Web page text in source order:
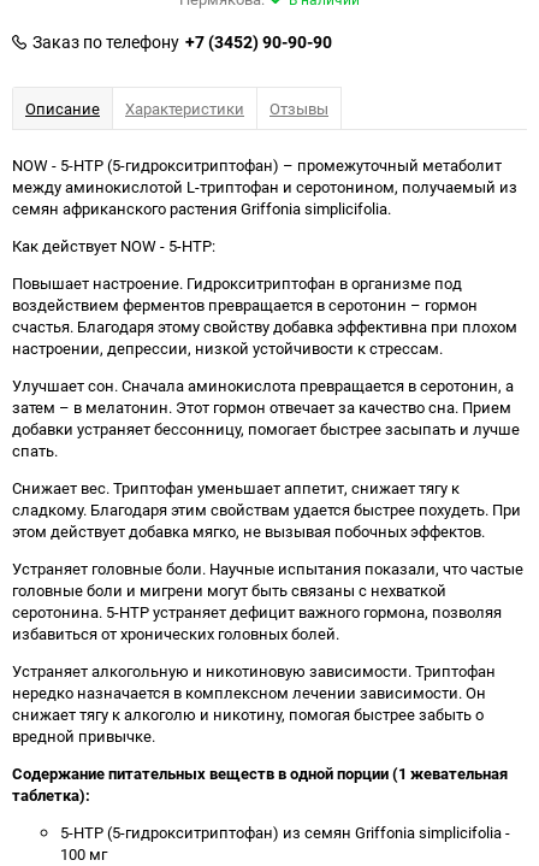
Заказ по телефону +7 (3452) 90-90-90
Описание Характеристики Отзывы
NOW - 5-HTP (5-гидрокситриптофан) – промежуточный метаболит
между аминокислотой L-триптофан и серотонином, получаемый из
семян африканского растения Griffonia simplicifolia.
Как действует NOW - 5-HTP:
Повышает настроение. Гидрокситриптофан в организме под
воздействием ферментов превращается в серотонин – гормон
счастья. Благодаря этому свойству добавка эффективна при плохом
настроении, депрессии, низкой устойчивости к стрессам.
Улучшает сон. Сначала аминокислота превращается в серотонин, а
затем – в мелатонин. Этот гормон отвечает за качество сна. Прием
добавки устраняет бессонницу, помогает быстрее засыпать и лучше
спать.
Снижает вес. Триптофан уменьшает аппетит, снижает тягу к
сладкому. Благодаря этим свойствам удается быстрее похудеть. При
этом действует добавка мягко, не вызывая побочных эффектов.
Устраняет головные боли. Научные испытания показали, что частые
головные боли и мигрени могут быть связаны с нехваткой
серотонина. 5-HTP устраняет дефицит важного гормона, позволяя
избавиться от хронических головных болей.
Устраняет алкогольную и никотиновую зависимости. Триптофан
нередко назначается в комплексном лечении зависимости. Он
снижает тягу к алкоголю и никотину, помогая быстрее забыть о
вредной привычке.
Содержание питательных веществ в одной порции (1 жевательная
таблетка):
5-НТР (5-гидрокситриптофан) из семян Griffonia simplicifolia -
100 мг